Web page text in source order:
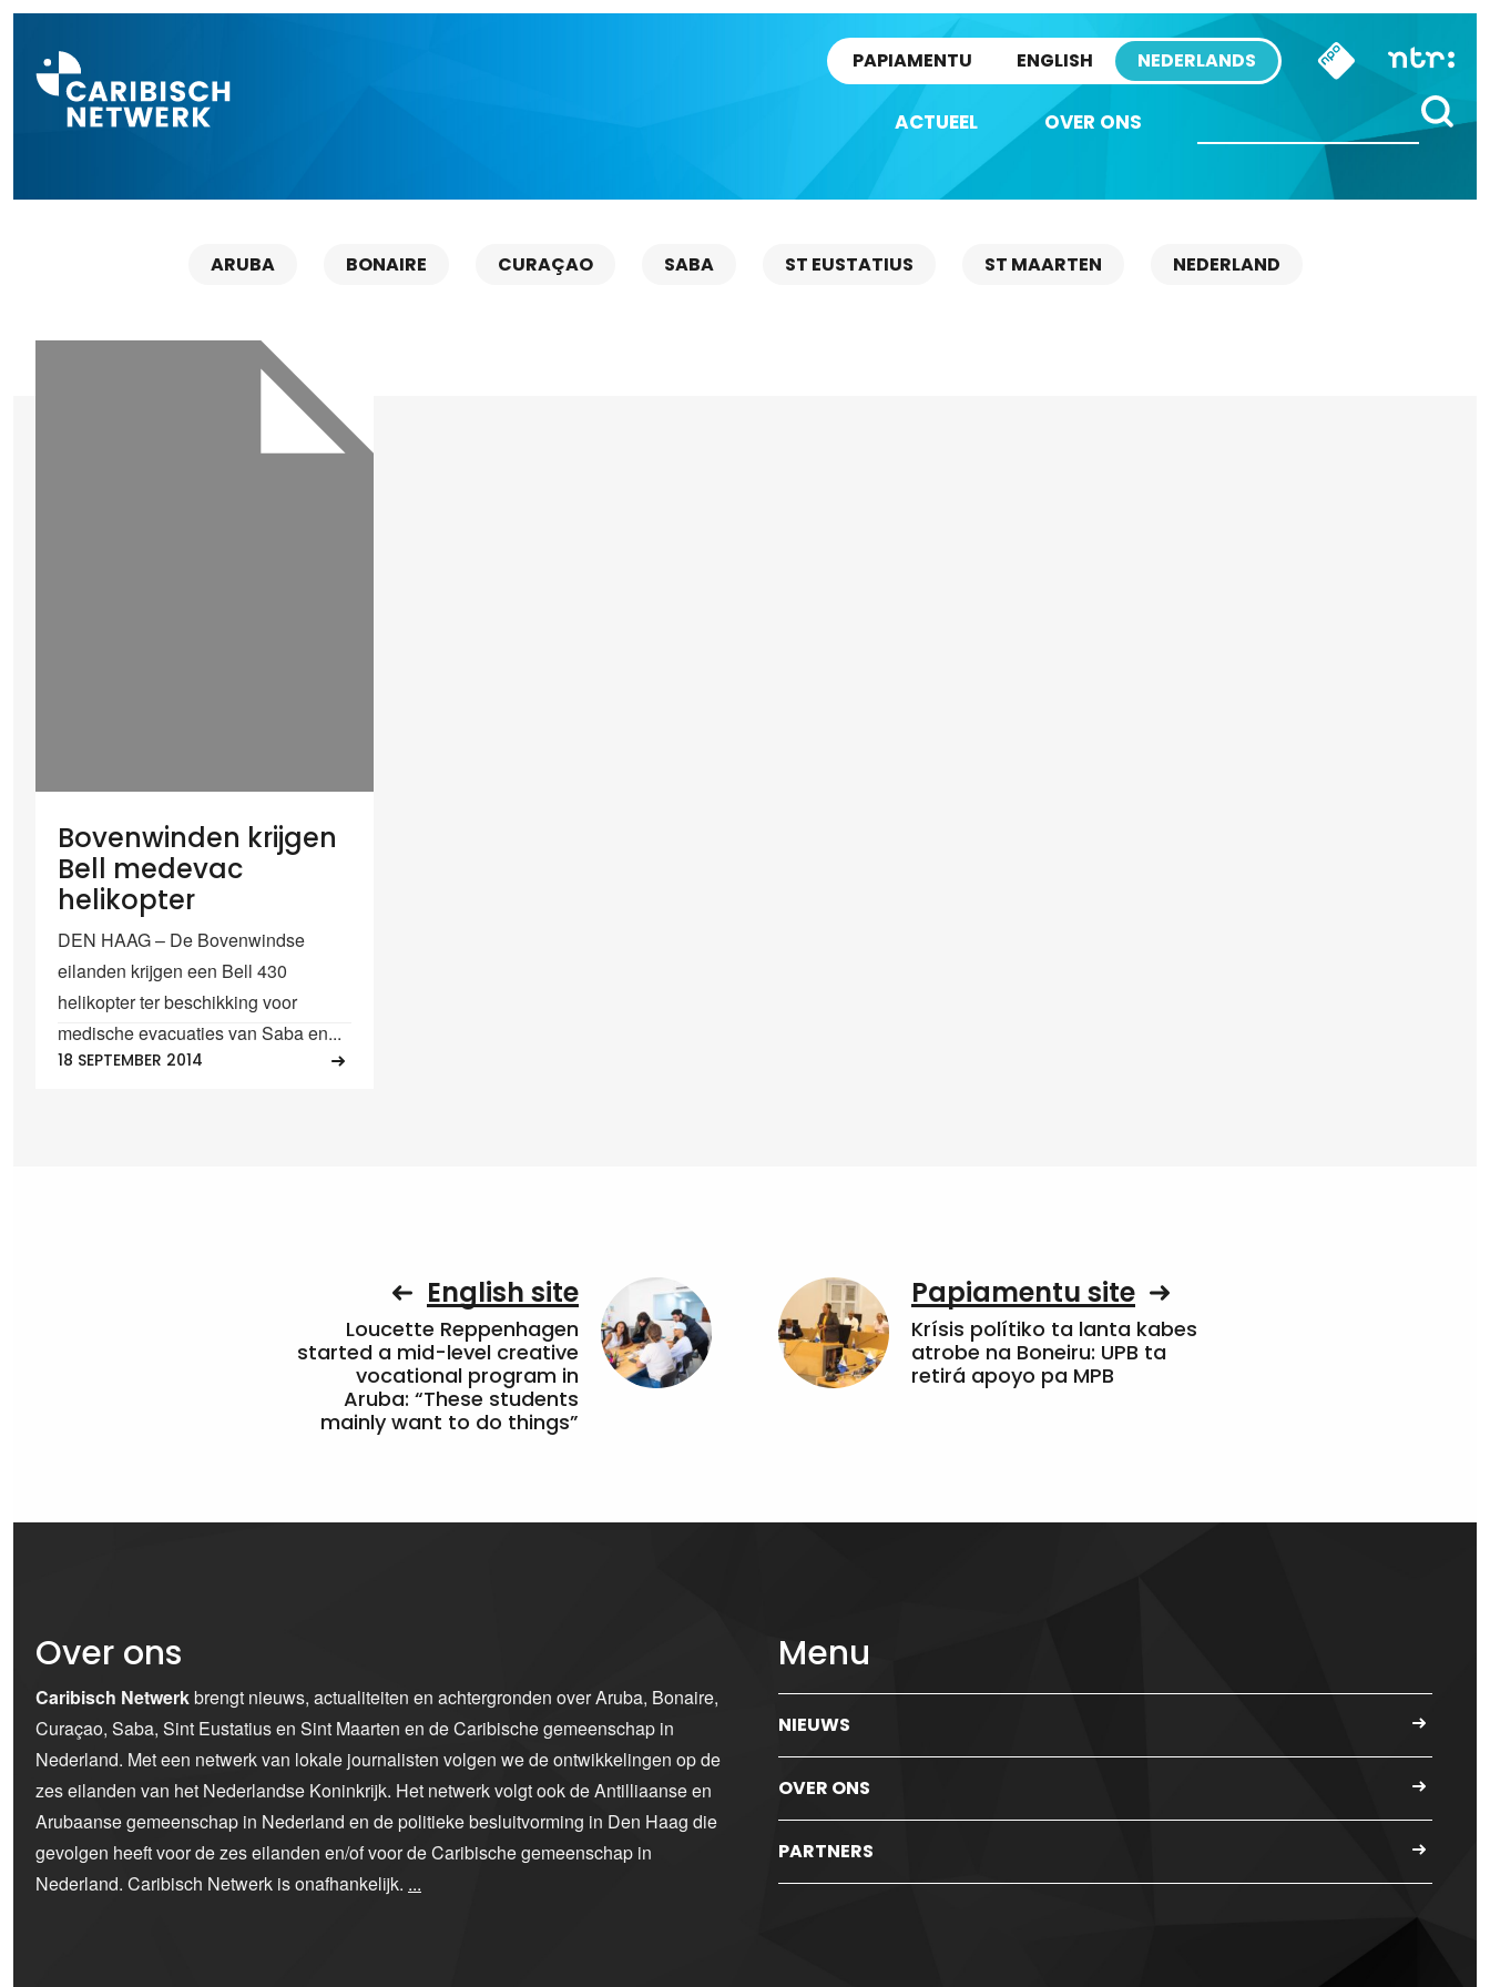
PAPIAMENTU ENGLISH NEDERLANDS
ACTUEEL OVER ONS
ARUBA BONAIRE CURAÇAO SABA ST EUSTATIUS ST MAARTEN NEDERLAND
Bovenwinden krijgen
Bell medevac
helikopter
DEN HAAG – De Bovenwindse
eilanden krijgen een Bell 430
helikopter ter beschikking voor
medische evacuaties van Saba en...
18 SEPTEMBER 2014
English site
Loucette Reppenhagen
started a mid-level creative
vocational program in
Aruba: “These students
mainly want to do things”
Papiamentu site
Krísis polítiko ta lanta kabes
atrobe na Boneiru: UPB ta
retirá apoyo pa MPB
Over ons
Caribisch Netwerkbrengt nieuws, actualiteiten en achtergronden over Aruba, Bonaire,
Curaçao, Saba, Sint Eustatius en Sint Maarten en de Caribische gemeenschap in
Nederland. Met een netwerk van lokale journalisten volgen we de ontwikkelingen op de
zes eilanden van het Nederlandse Koninkrijk. Het netwerk volgt ook de Antilliaanse en
Arubaanse gemeenschap in Nederland en de politieke besluitvorming in Den Haag die
gevolgen heeft voor de zes eilanden en/of voor de Caribische gemeenschap in
Nederland. Caribisch Netwerk is onafhankelijk. ...
Menu
NIEUWS
OVER ONS
PARTNERS